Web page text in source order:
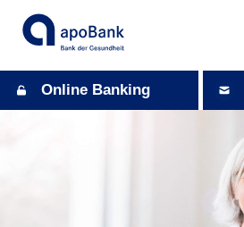
Online Banking